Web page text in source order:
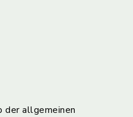
der allgemeinen